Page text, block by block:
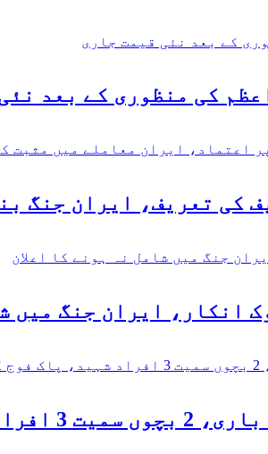
کی منظوری کے بعد
کی تعریف، ایران جنگ
انکار، ایران جنگ میں
بھرپور جواب